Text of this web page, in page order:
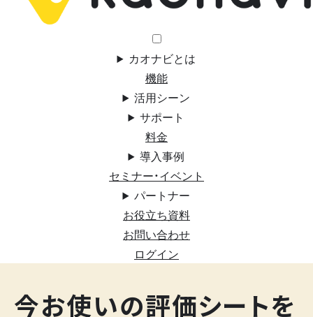
カオナビとは
機能
活用シーン
サポート
料金
導入事例
セミナー・イベント
パートナー
お役立ち資料
お問い合わせ
ログイン
200
今お使いの評価シートを